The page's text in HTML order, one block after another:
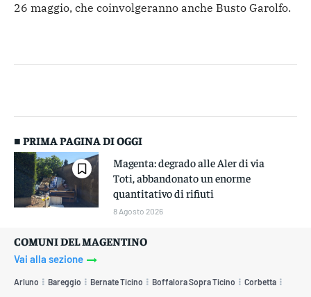
26 maggio, che coinvolgeranno anche Busto Garolfo.
■ PRIMA PAGINA DI OGGI
Magenta: degrado alle Aler di via
Toti, abbandonato un enorme
quantitativo di rifiuti
8 Agosto 2026
COMUNI DEL MAGENTINO
Vai alla sezione
Arluno Bareggio Bernate Ticino Boffalora Sopra Ticino Corbetta